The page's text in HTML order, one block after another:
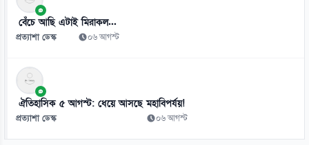
কালুরঘাট বেতার কেন্দ্র সংরক্ষণে উদ্যোগ নেওয়ার কথা জানালেন তথ্য প্রতিমন্ত্রী
০৮ আগস্ট
১২
এসএসসি পরীক্ষার ফলপ্রকাশ আগামীকাল, জানা যাবে যেভাবে
০৮ আগস্ট
বেঁচে আছি এটাই মিরাকল...
প্রত্যাশা ডেস্ক ০৬ আগস্ট
ঐতিহাসিক ৫ আগস্ট: ধেয়ে আসছে মহাবিপর্যয়!
প্রত্যাশা ডেস্ক ০৬ আগস্ট